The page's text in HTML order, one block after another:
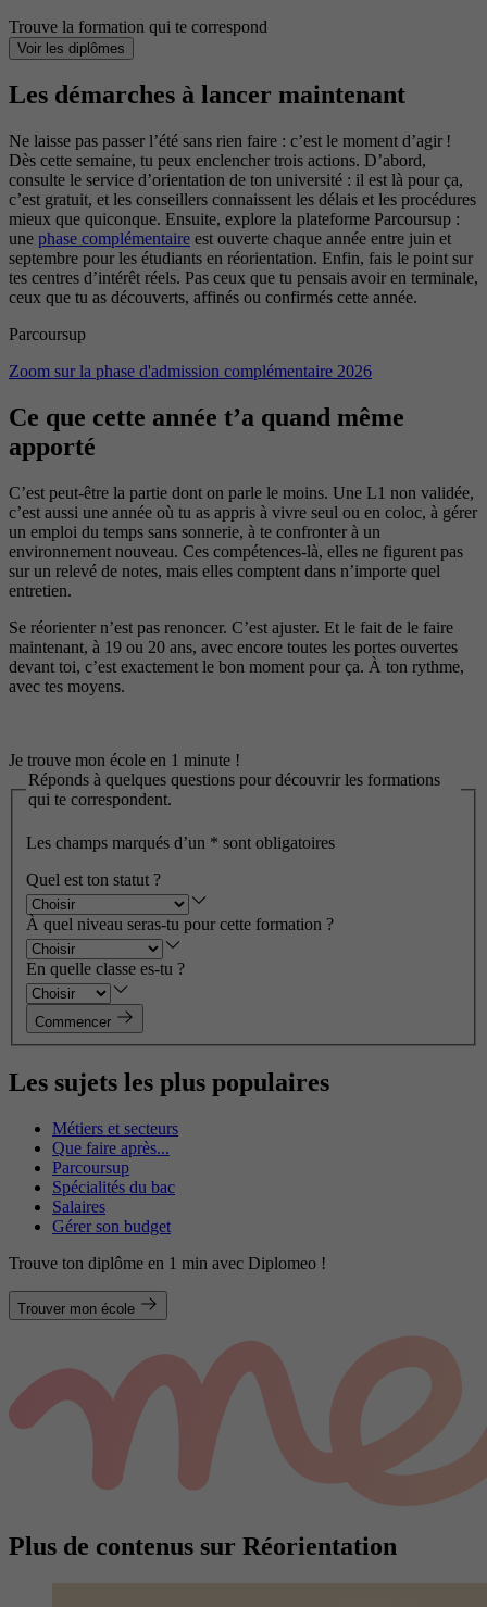
Trouve la formation qui te correspond
Voir les diplômes
Les démarches à lancer maintenant
Ne laisse pas passer l’été sans rien faire : c’est le moment d’agir !
Dès cette semaine, tu peux enclencher trois actions. D’abord,
consulte le service d’orientation de ton université : il est là pour ça,
c’est gratuit, et les conseillers connaissent les délais et les procédures
mieux que quiconque. Ensuite, explore la plateforme Parcoursup :
une phase complémentaire est ouverte chaque année entre juin et
septembre pour les étudiants en réorientation. Enfin, fais le point sur
tes centres d’intérêt réels. Pas ceux que tu pensais avoir en terminale,
ceux que tu as découverts, affinés ou confirmés cette année.
Parcoursup
Zoom sur la phase d'admission complémentaire 2026
Ce que cette année t’a quand même
apporté
C’est peut-être la partie dont on parle le moins. Une L1 non validée,
c’est aussi une année où tu as appris à vivre seul ou en coloc, à gérer
un emploi du temps sans sonnerie, à te confronter à un
environnement nouveau. Ces compétences-là, elles ne figurent pas
sur un relevé de notes, mais elles comptent dans n’importe quel
entretien.
Se réorienter n’est pas renoncer. C’est ajuster. Et le fait de le faire
maintenant, à 19 ou 20 ans, avec encore toutes les portes ouvertes
devant toi, c’est exactement le bon moment pour ça. À ton rythme,
avec tes moyens.
Je trouve mon école en 1 minute !
Réponds à quelques questions pour découvrir les formations
qui te correspondent.
Les champs marqués d’un * sont obligatoires
Quel est ton statut ?
À quel niveau seras-tu pour cette formation ?
En quelle classe es-tu ?
Commencer
Les sujets les plus populaires
Métiers et secteurs
Que faire après...
Parcoursup
Spécialités du bac
Salaires
Gérer son budget
Trouve ton diplôme en 1 min avec Diplomeo !
Trouver mon école
Plus de contenus sur Réorientation